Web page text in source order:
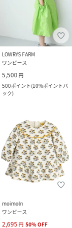
LOWRYS FARM
ワンピース
5,500 円
500ポイント(10%ポイントバ
ック)
moimoln
ワンピース
2,695 円 50%OFF